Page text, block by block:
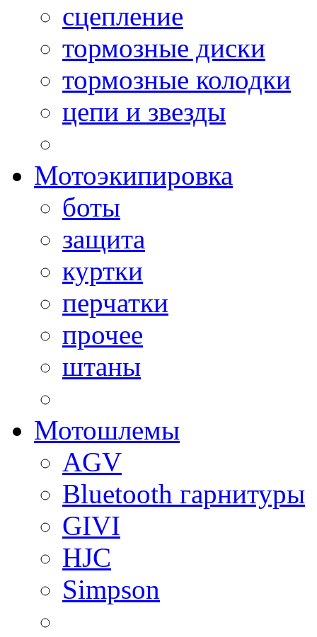
сцепление
тормозные диски
тормозные колодки
цепи и звезды
Мотоэкипировка
боты
защита
куртки
перчатки
прочее
штаны
Мотошлемы
AGV
Bluetooth гарнитуры
GIVI
HJC
Simpson